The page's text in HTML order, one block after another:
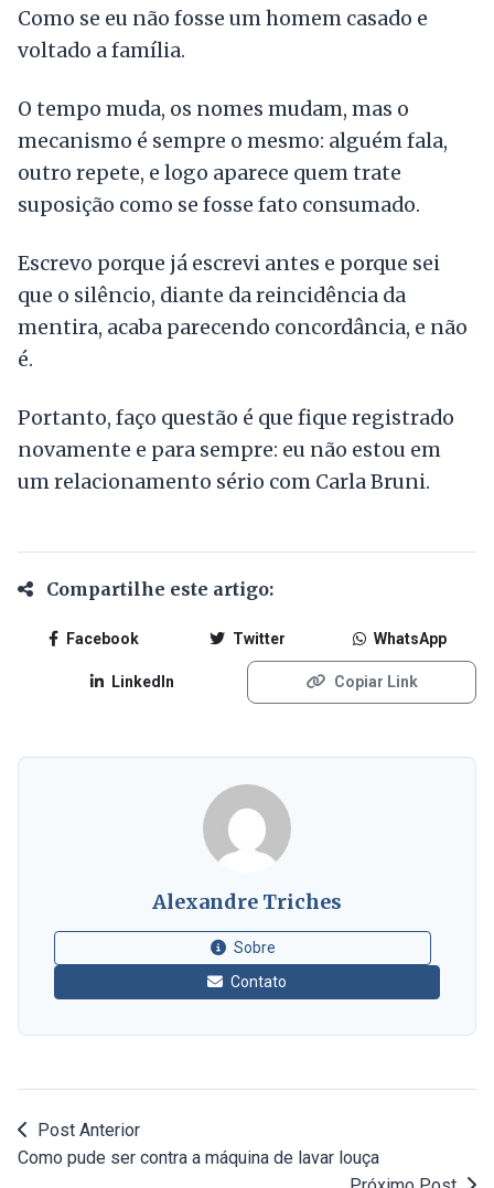
Como se eu não fosse um homem casado e
voltado a família.
O tempo muda, os nomes mudam, mas o
mecanismo é sempre o mesmo: alguém fala,
outro repete, e logo aparece quem trate
suposição como se fosse fato consumado.
Escrevo porque já escrevi antes e porque sei
que o silêncio, diante da reincidência da
mentira, acaba parecendo concordância, e não
é.
Portanto, faço questão é que fique registrado
novamente e para sempre: eu não estou em
um relacionamento sério com Carla Bruni.
Compartilhe este artigo:
Facebook Twitter WhatsApp
LinkedIn Copiar Link
Alexandre Triches
Sobre
Contato
Post Anterior
Como pude ser contra a máquina de lavar louça